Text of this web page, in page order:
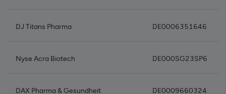
DJ Titans Pharma DE0006351646
Nyse Acra Biotech DE000SG23SP6
DAX Pharma & Gesundheit DE0009660324